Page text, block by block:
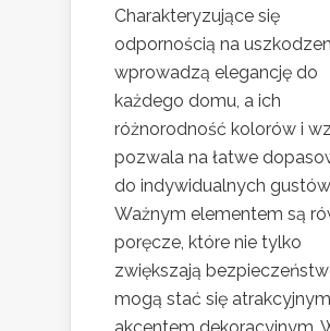
Charakteryzujące się
odpornością na
wprowadzą elegancję do
każdego domu, a ich
różnorodność kolorów i
pozwala na łatwe
do indywidualnych
Ważnym elementem są
poręcze, które nie tylko
zwiększają
mogą stać się atrakcyjnym